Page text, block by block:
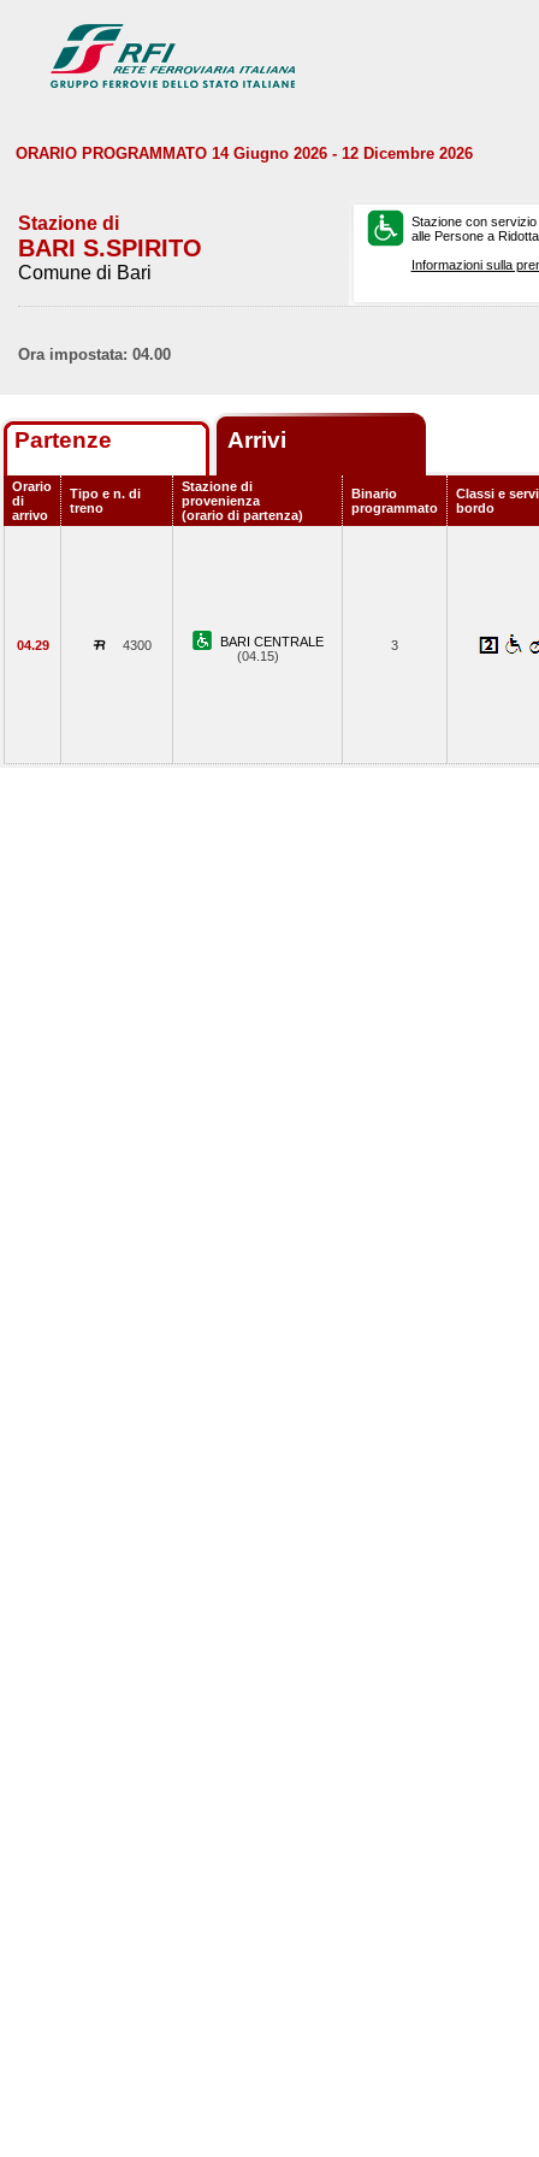
ORARIO PROGRAMMATO 14 Giugno 2026 - 12 Dicembre 2026
Stazione di
BARI S.SPIRITO
Comune di Bari
Stazione con
alle Persone a
Informazioni sulla
Ora impostata: 04.00
Partenze Arrivi
Orario
di
arrivo
Tipo e n. di
treno
Stazione di
provenienza
(orario di partenza)
Binario
programmato
Classi e
bordo
04.29 4300
BARI CENTRALE
(04.15)
3